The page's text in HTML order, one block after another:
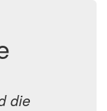
die